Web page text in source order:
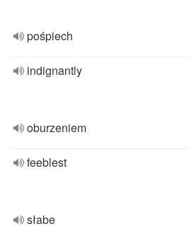
pośpiech
indignantly
oburzeniem
feeblest
słabe